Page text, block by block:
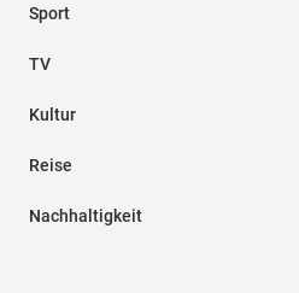
Sport
TV
Kultur
Reise
Nachhaltigkeit